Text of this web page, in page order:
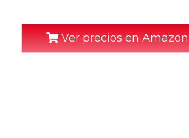
Ver precios en Amazon